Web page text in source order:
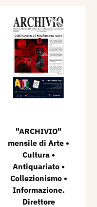
"ARCHIVIO"
mensile di Arte •
Cultura •
Antiquariato •
Collezionismo •
Informazione.
Direttore